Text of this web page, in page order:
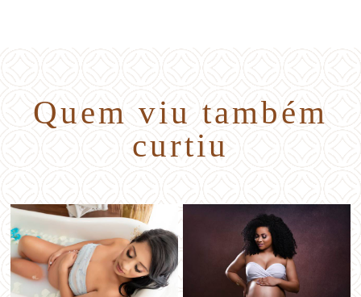
Quem viu também
curtiu